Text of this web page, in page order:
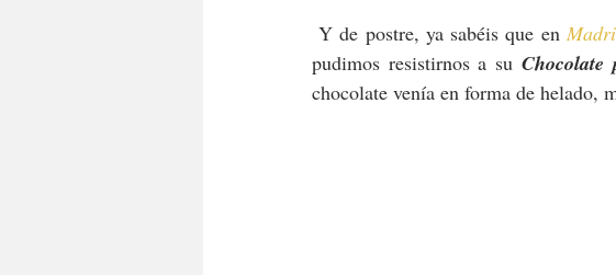
Y de postre, ya sabéis que en
pudimos resistirnos a su Chocolate
chocolate venía en forma de helado,